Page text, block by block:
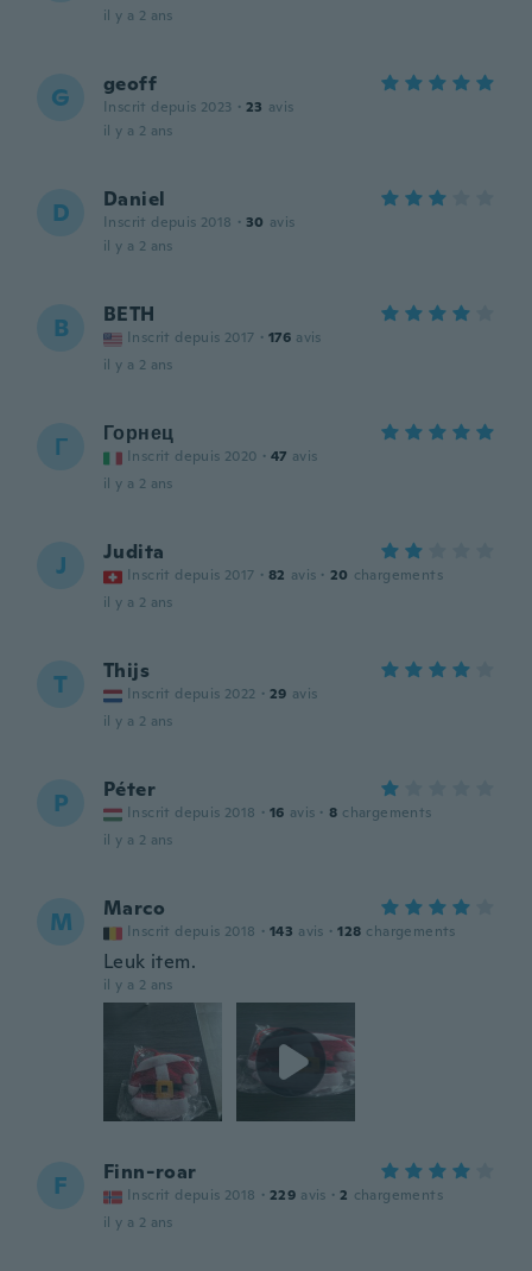
il y a 2 ans
G geoff
Inscrit depuis 2023 · 23 avis
il y a 2 ans
D Daniel
Inscrit depuis 2018 · 30 avis
il y a 2 ans
B BETH
Inscrit depuis 2017 · 176 avis
il y a 2 ans
Г Горнец
Inscrit depuis 2020 · 47 avis
il y a 2 ans
J Judita
Inscrit depuis 2017 · 82 avis · 20 chargements
il y a 2 ans
T Thijs
Inscrit depuis 2022 · 29 avis
il y a 2 ans
P Péter
Inscrit depuis 2018 · 16 avis · 8 chargements
il y a 2 ans
M Marco
Inscrit depuis 2018 · 143 avis · 128 chargements
Leuk item.
il y a 2 ans
F Finn-roar
Inscrit depuis 2018 · 229 avis · 2 chargements
il y a 2 ans